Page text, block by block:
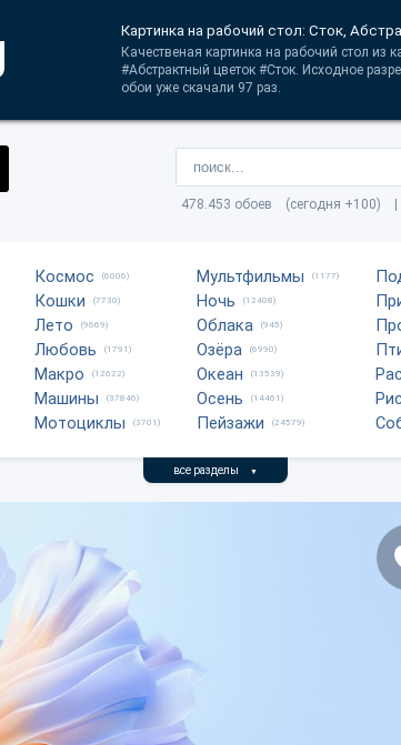
Картинка на рабочий стол: Сток,
Качественая картинка на рабочий стол из
#Абстрактный цветок #Сток. Исходное
обои уже скачали 97 раз.
478.453 обоев (сегодня +100) |
Космос (6006)
Кошки (7730)
Лето (9669)
Любовь (1791)
Макро (12622)
Машины (37846)
Мотоциклы (3701)
Мультфильмы (1177)
Ночь (12408)
Облака (945)
Озёра (6990)
Океан (13539)
Осень (14461)
Пейзажи (24579)
все разделы ▼